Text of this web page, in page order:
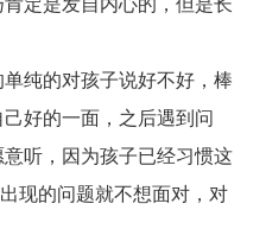
纯的对孩子说好不好，棒
好的一面，之后遇到问
听，因为孩子已经习惯这
现的问题就不想面对，对